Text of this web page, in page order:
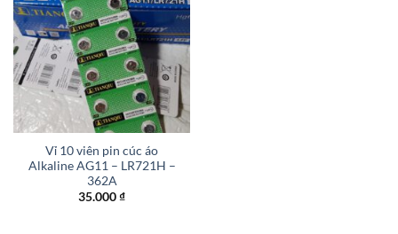
Vỉ 10 viên pin cúc áo
Alkaline AG11 – LR721H –
362A
35.000₫